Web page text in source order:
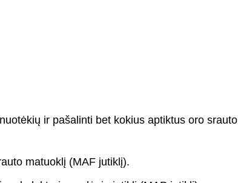
ir pašalinti bet kokius aptiktus oro srauto
matuoklį (MAF jutiklį).